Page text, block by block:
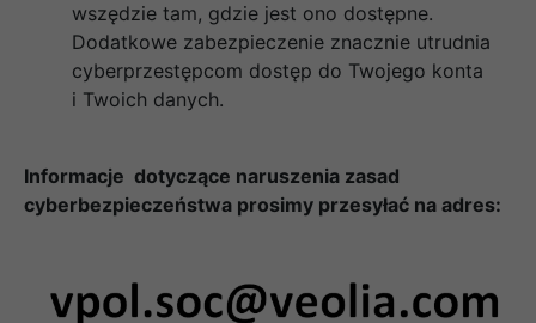
wszędzie tam, gdzie jest ono dostępne.
Dodatkowe zabezpieczenie znacznie utrudnia
cyberprzestępcom dostęp do Twojego konta
i Twoich danych.
Informacje dotyczące naruszenia zasad
cyberbezpieczeństwa prosimy przesyłać na adres: